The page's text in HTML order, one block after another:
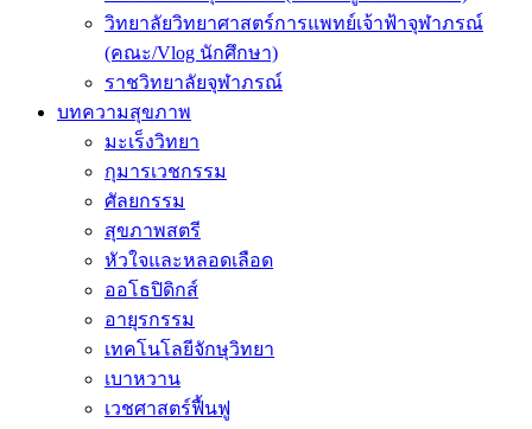
วิทยาลัยวิทยาศาสตร์การแพทย์เจ้าฟ้าจุฬาภรณ์
(คณะ/Vlog นักศึกษา)
ราชวิทยาลัยจุฬาภรณ์
บทความสุขภาพ
มะเร็งวิทยา
กุมารเวชกรรม
ศัลยกรรม
สุขภาพสตรี
หัวใจและหลอดเลือด
ออโธปิดิกส์
อายุรกรรม
เทคโนโลยีจักษุวิทยา
เบาหวาน
เวชศาสตร์ฟื้นฟู